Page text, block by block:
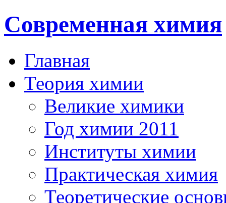
Современная химия
Главная
Теория химии
Великие химики
Год химии 2011
Институты химии
Практическая химия
Теоретические